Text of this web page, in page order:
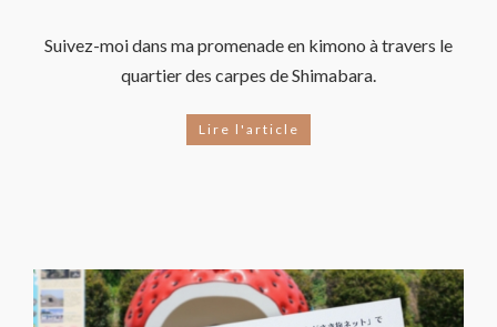
Suivez-moi dans ma promenade en kimono à travers le
quartier des carpes de Shimabara.
Lire l'article